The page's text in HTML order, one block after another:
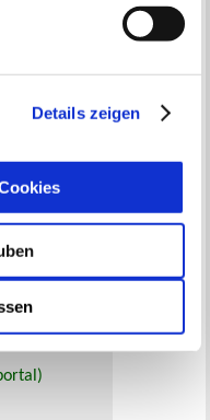
Cookies kann
angepasst oder
Details zeigen
Sorge